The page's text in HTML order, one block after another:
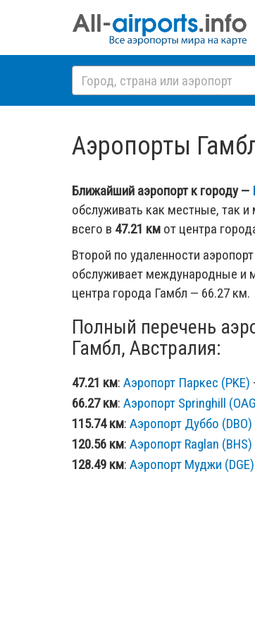
Аэропорты
Ближайший аэропорт к городу —
обслуживать как местные, так
всего в 47.21 км от центра
Второй по удаленности
обслуживает международные и
центра города Гамбл — 66.27 км.
Полный перечень
Гамбл, Австралия:
47.21 км: Аэропорт Паркес (PKE)
66.27 км: Аэропорт Springhill
115.74 км: Аэропорт Дуббо (DBO)
120.56 км: Аэропорт Raglan (BHS)
128.49 км: Аэропорт Муджи (DGE)